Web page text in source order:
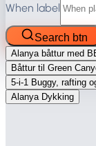
When label
Search btn
Alanya båttur med
Båttur til Green
5-i-1 Buggy, rafting
Alanya Dykking